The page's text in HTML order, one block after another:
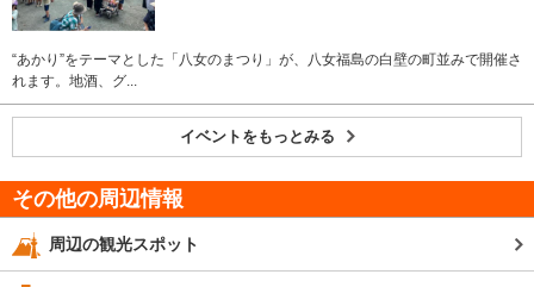
“あかり”をテーマとした「八女のまつり」が、八女福島の白壁の町並みで開催さ
れます。地酒、グ...
イベントをもっとみる
その他の周辺情報
周辺の観光スポット